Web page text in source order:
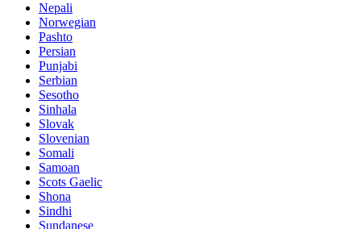
Nepali
Norwegian
Pashto
Persian
Punjabi
Serbian
Sesotho
Sinhala
Slovak
Slovenian
Somali
Samoan
Scots Gaelic
Shona
Sindhi
Sundanese